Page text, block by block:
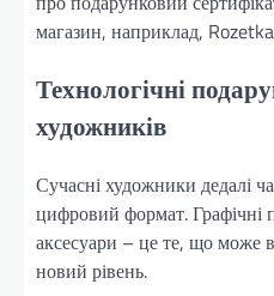
магазин, наприклад,
Технологічні
художників
Сучасні художники дедалі
цифровий формат. Графічні
аксесуари – це те, що може
новий рівень.